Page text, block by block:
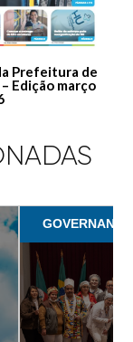
Prefeitura de
Edição março